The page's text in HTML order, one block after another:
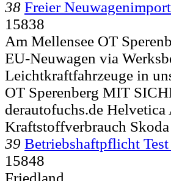
38 Freier
15838
Am Mellensee OT
EU-Neuwagen via
Leichtkraftfahrzeuge in
OT Sperenberg MIT
derautofuchs.de
Kraftstoffverbrauch
39 Betriebshaftpflicht Test
15848
Friedland